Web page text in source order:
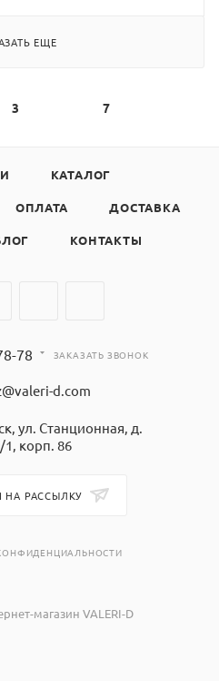
ЕЩЕ
3 7
КАТАЛОГ
ОПЛАТА ДОСТАВКА
КОНТАКТЫ
78 ЗАКАЗАТЬ ЗВОНОК
d.com
ул. Станционная, д.
1, корп. 86
НА РАССЫЛКУ
магазин VALERI-D